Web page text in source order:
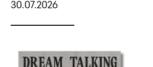
30.07.2026